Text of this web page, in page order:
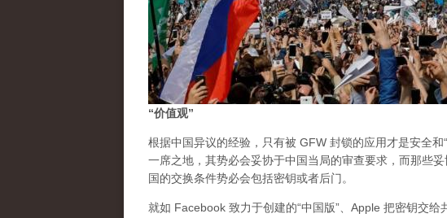
“价值观”
根据中国异议的经验，只有被 GFW 封锁的应用才是安全
一席之地，其势必会妥协于中国当局的审查要求，而那些
国的交换条件势必会包括密钥或者后门。
就如 Facebook 致力于创建的“中国版”、Apple 把密钥交